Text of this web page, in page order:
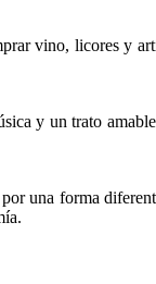
vino, licores y
y un trato
una forma